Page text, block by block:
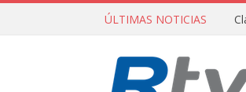
ÚLTIMAS NOTICIAS